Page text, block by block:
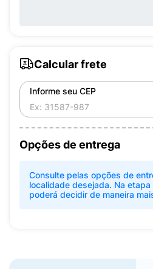
Calcular frete
Informe seu CEP
Opções de entrega
Consulte pelas opções de
localidade desejada. Na
poderá decidir de maneira